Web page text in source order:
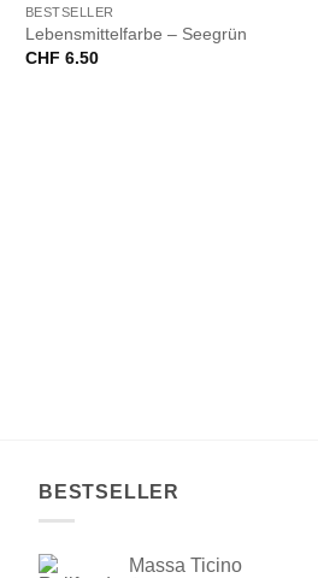
BESTSELLER
Lebensmittelfarbe – Seegrün
CHF 6.50
BESTSELLER
Massa Ticino